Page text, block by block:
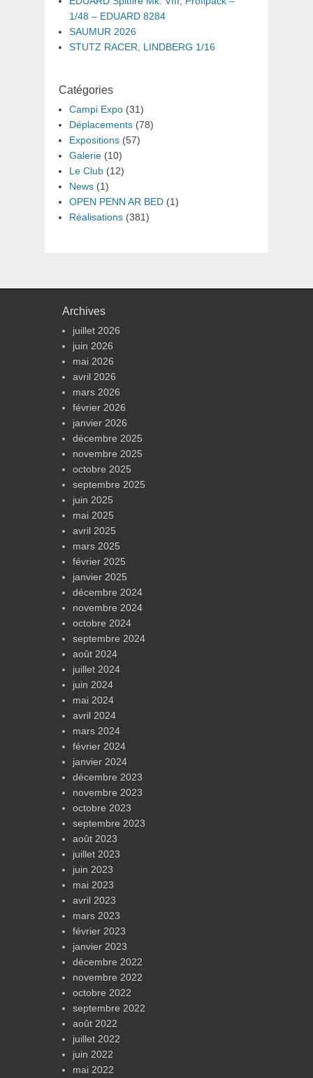
1/48 – EDUARD 8284
SAUMUR 2026
STUTZ RACER, LINDBERG 1/16
Catégories
Campi Expo (31)
Déplacements (78)
Expositions (57)
Galerie (10)
Le Club (12)
News (1)
OPEN PENN AR BED (1)
Réalisations (381)
Archives
juillet 2026
juin 2026
mai 2026
avril 2026
mars 2026
février 2026
janvier 2026
décembre 2025
novembre 2025
octobre 2025
septembre 2025
juin 2025
mai 2025
avril 2025
mars 2025
février 2025
janvier 2025
décembre 2024
novembre 2024
octobre 2024
septembre 2024
août 2024
juillet 2024
juin 2024
mai 2024
avril 2024
mars 2024
février 2024
janvier 2024
décembre 2023
novembre 2023
octobre 2023
septembre 2023
août 2023
juillet 2023
juin 2023
mai 2023
avril 2023
mars 2023
février 2023
janvier 2023
décembre 2022
novembre 2022
octobre 2022
septembre 2022
août 2022
juillet 2022
juin 2022
mai 2022